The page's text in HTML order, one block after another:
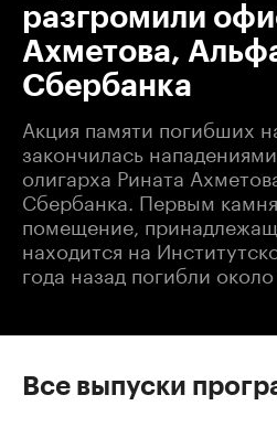
разгромили
Ахметова,
Сбербанка
Акция памяти погибших
закончилась
олигарха Рината
Сбербанка. Первым
помещение,
находится на
года назад погибли
Все выпуски